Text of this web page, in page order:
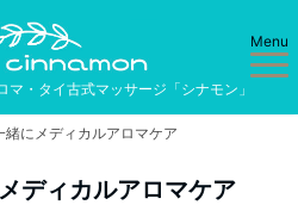
・タイ古式マッサージ「シナモン」
Menu
緒にメディカルアロマケア
ディカルアロマケア